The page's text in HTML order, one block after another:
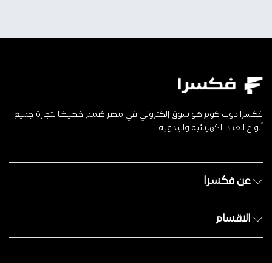
فكسرا دوت كوم هو سوق إلكتروني في مصر صُمم خصيصًا لتجارة جميع
أنواع العدد الكهربائية واليدوية
عن فكسرا
الاقسام